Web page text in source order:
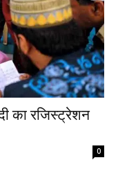
का रजिस्ट्रेशन
0